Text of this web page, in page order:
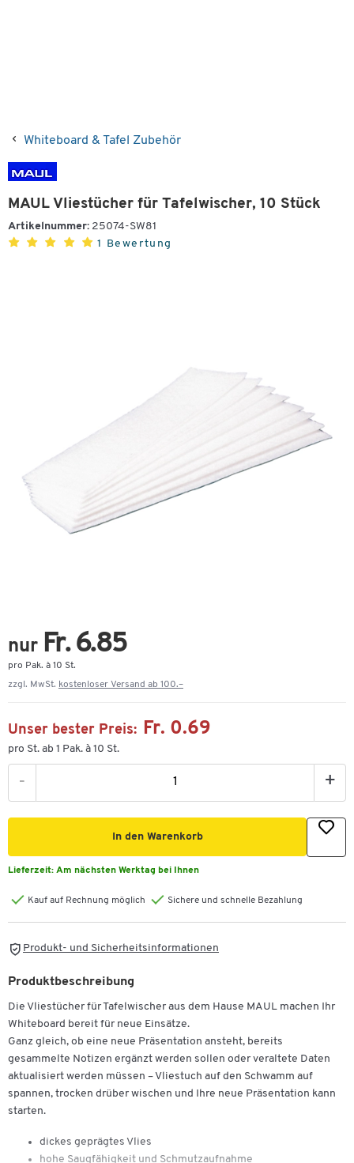
Whiteboard & Tafel Zubehör
MAUL Vliestücher für Tafelwischer, 10 Stück
Artikelnummer: 25074-SW81
1 Bewertung
nur Fr. 6.85
pro Pak. à 10 St.
zzgl. MwSt. kostenloser Versand ab 100.–
Unser bester Preis: Fr. 0.69
pro St. ab 1 Pak. à 10 St.
- +
In den Warenkorb
Lieferzeit: Am nächsten Werktag bei Ihnen
Kauf auf Rechnung möglich Sichere und schnelle Bezahlung
Produkt- und Sicherheitsinformationen
Produktbeschreibung
Die Vliestücher für Tafelwischer aus dem Hause MAUL machen Ihr
Whiteboard bereit für neue Einsätze.
Ganz gleich, ob eine neue Präsentation ansteht, bereits
gesammelte Notizen ergänzt werden sollen oder veraltete Daten
aktualisiert werden müssen – Vliestuch auf den Schwamm auf
spannen, trocken drüber wischen und Ihre neue Präsentation kann
starten.
dickes geprägtes Vlies
hohe Saugfähigkeit und Schmutzaufnahme